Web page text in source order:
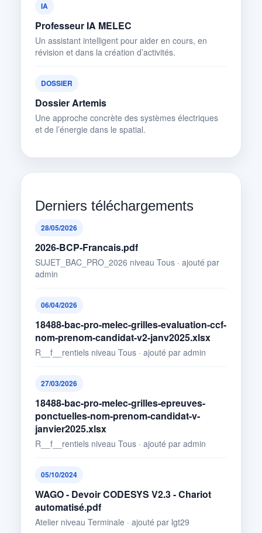
IA
Professeur IA MELEC
Un assistant intelligent pour aider en cours, en
révision et dans la création d’activités.
DOSSIER
Dossier Artemis
Une approche concrète des systèmes électriques
et de l’énergie dans le spatial.
Derniers téléchargements
28/05/2026
2026-BCP-Francais.pdf
SUJET_BAC_PRO_2026 niveau Tous · ajouté par
admin
06/04/2026
18488-bac-pro-melec-grilles-evaluation-ccf-
nom-prenom-candidat-v2-janv2025.xlsx
R__f__rentiels niveau Tous · ajouté par admin
27/03/2026
18488-bac-pro-melec-grilles-epreuves-
ponctuelles-nom-prenom-candidat-v-
janvier2025.xlsx
R__f__rentiels niveau Tous · ajouté par admin
05/10/2024
WAGO - Devoir CODESYS V2.3 - Chariot
automatisé.pdf
Atelier niveau Terminale · ajouté par lgt29